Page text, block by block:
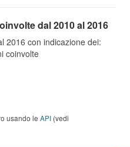
dal 2010 al 2016
2016 con indicazione dei:
coinvolte
usando le API (vedi